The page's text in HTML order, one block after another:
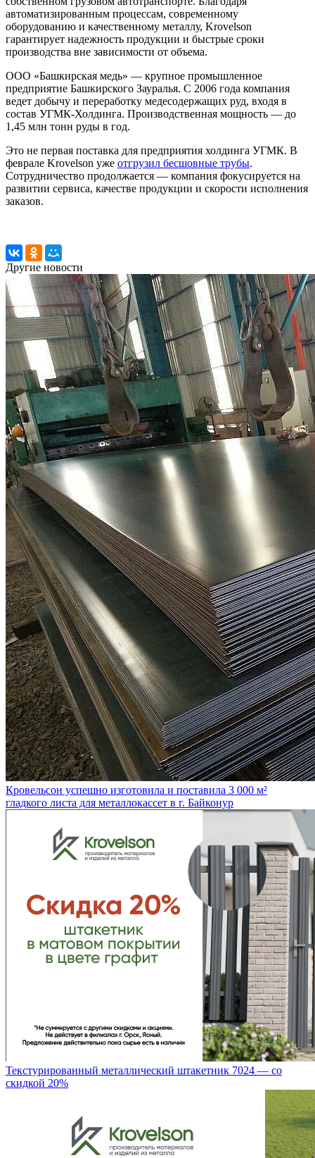
автоматизированным процессам, современному
оборудованию и качественному металлу, Krovelson
гарантирует надежность продукции и быстрые сроки
производства вне зависимости от объема.
ООО «Башкирская медь» — крупное промышленное
предприятие Башкирского Зауралья. С 2006 года компания
ведет добычу и переработку медесодержащих руд, входя в
состав УГМК-Холдинга. Производственная мощность — до
1,45 млн тонн руды в год.
Это не первая поставка для предприятия холдинга УГМК. В
феврале Krovelson уже отгрузил бесшовные трубы.
Сотрудничество продолжается — компания фокусируется на
развитии сервиса, качестве продукции и скорости исполнения
заказов.
Другие новости
Кровельсон успешно изготовила и поставила 3 000 м²
гладкого листа для металлокассет в г. Байконур
Текстурированный металлический штакетник 7024 — со
скидкой 20%